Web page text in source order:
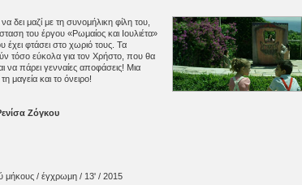
δει μαζί με τη συνομήλικη φίλη του,
του έργου «Ρωμαίος και Ιουλιέτα»
έχει φτάσει στο χωριό τους. Τα
τόσο εύκολα για τον Χρήστο, που θα
να πάρει γενναίες αποφάσεις! Μια
μαγεία και το όνειρο!
Ζόγκου
μήκους / έγχρωμη / 13' / 2015